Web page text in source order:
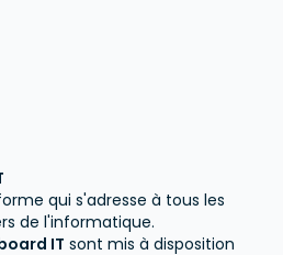
qui s'adresse à tous les
de l'informatique.
IT sont mis à disposition